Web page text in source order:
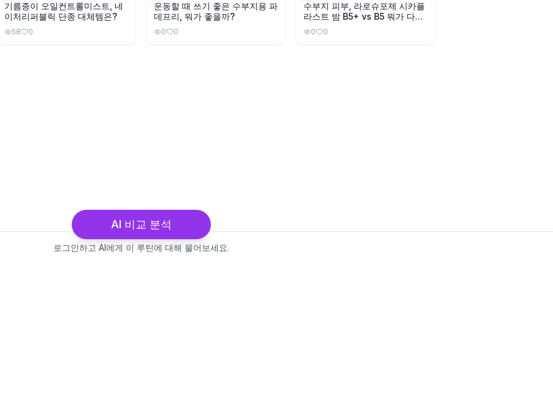
기름종이 오일컨트롤미스트, 네
이처리퍼블릭 단종 대체템은?
58 0
운동할 때 쓰기 좋은 수부지용 파
데프리, 뭐가 좋을까?
0 0
수부지 피부, 라로슈포제 시카플
라스트 밤 B5+ vs B5 뭐가 다를
까?0 0
로그인하고 AI에게 이 루틴에 대해 물어보세요.
AI 비교 분석